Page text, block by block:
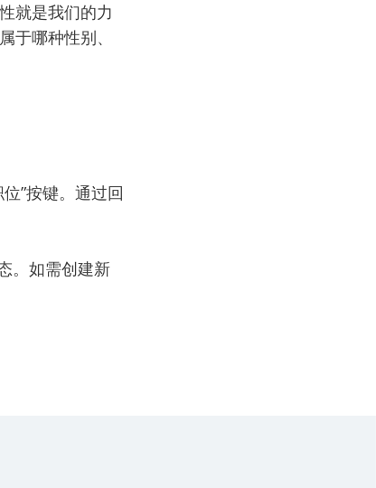
就是我们的力
于哪种性别、
”按键。通过回
。如需创建新